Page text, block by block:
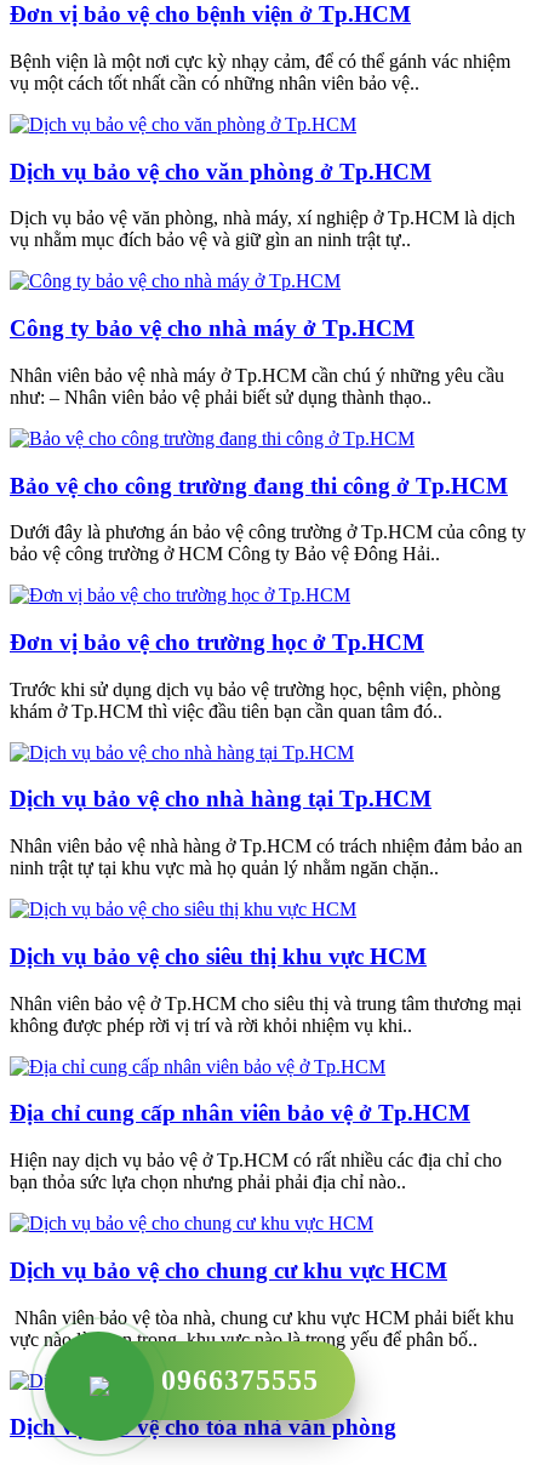
Đơn vị bảo vệ cho bệnh viện ở Tp.HCM
Bệnh viện là một nơi cực kỳ nhạy cảm, để có thể gánh vác nhiệm
vụ một cách tốt nhất cần có những nhân viên bảo vệ..
Dịch vụ bảo vệ cho văn phòng ở Tp.HCM
Dịch vụ bảo vệ văn phòng, nhà máy, xí nghiệp ở Tp.HCM là dịch
vụ nhằm mục đích bảo vệ và giữ gìn an ninh trật tự..
Công ty bảo vệ cho nhà máy ở Tp.HCM
Nhân viên bảo vệ nhà máy ở Tp.HCM cần chú ý những yêu cầu
như: – Nhân viên bảo vệ phải biết sử dụng thành thạo..
Bảo vệ cho công trường đang thi công ở Tp.HCM
Dưới đây là phương án bảo vệ công trường ở Tp.HCM của công ty
bảo vệ công trường ở HCM Công ty Bảo vệ Đông Hải..
Đơn vị bảo vệ cho trường học ở Tp.HCM
Trước khi sử dụng dịch vụ bảo vệ trường học, bệnh viện, phòng
khám ở Tp.HCM thì việc đầu tiên bạn cần quan tâm đó..
Dịch vụ bảo vệ cho nhà hàng tại Tp.HCM
Nhân viên bảo vệ nhà hàng ở Tp.HCM có trách nhiệm đảm bảo an
ninh trật tự tại khu vực mà họ quản lý nhằm ngăn chặn..
Dịch vụ bảo vệ cho siêu thị khu vực HCM
Nhân viên bảo vệ ở Tp.HCM cho siêu thị và trung tâm thương mại
không được phép rời vị trí và rời khỏi nhiệm vụ khi..
Địa chỉ cung cấp nhân viên bảo vệ ở Tp.HCM
Hiện nay dịch vụ bảo vệ ở Tp.HCM có rất nhiều các địa chỉ cho
bạn thỏa sức lựa chọn nhưng phải phải địa chỉ nào..
Dịch vụ bảo vệ cho chung cư khu vực HCM
Nhân viên bảo vệ tòa nhà, chung cư khu vực HCM phải biết khu
vực nào là quan trọng, khu vực nào là trọng yếu để phân bố..
Dịch vụ bảo vệ cho tòa nhà văn phòng
0966375555